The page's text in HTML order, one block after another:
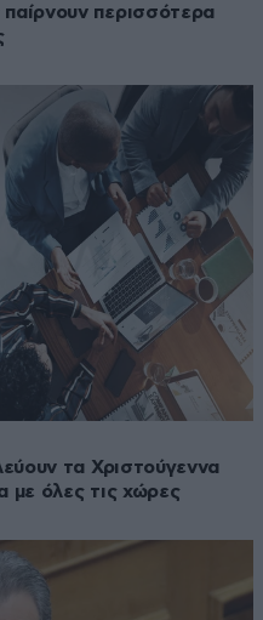
περισσότερα
τα Χριστούγεννα
με όλες τις χώρες